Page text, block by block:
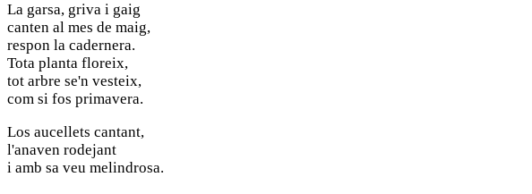
La garsa, griva i gaig
canten al mes de maig,
respon la cadernera.
Tota planta floreix,
tot arbre se'n vesteix,
com si fos primavera.
Los aucellets cantant,
l'anaven rodejant
i amb sa veu melindrosa.